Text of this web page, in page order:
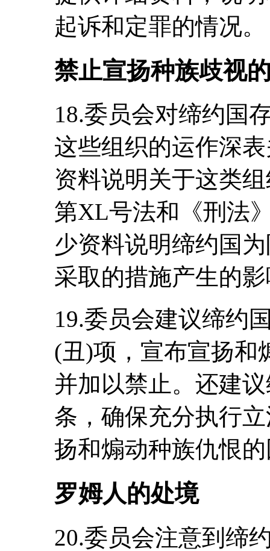
起诉和定罪的情况。
禁止宣扬种族歧视
18.委员会对缔约国
这些组织的运作深
资料说明关于这类
第XL号法和《刑法
少资料说明缔约国
采取的措施产生的
19.委员会建议缔约
(丑)项，宣布宣扬和
并加以禁止。还建
条，确保充分执行
扬和煽动种族仇恨
罗姆人的处境
20.委员会注意到缔